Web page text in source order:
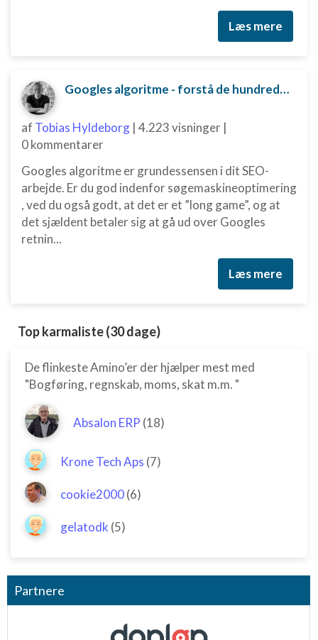
Læs mere
Googles algoritme - forstå de hundredvis af parametre bag
af Tobias Hyldeborg | 4.223 visninger |
0 kommentarer
Googles algoritme er grundessensen i dit SEO-
arbejde. Er du god indenfor søgemaskineoptimering
, ved du også godt, at det er et ”long game”, og at
det sjældent betaler sig at gå ud over Googles
retnin...
Læs mere
Top karmaliste (30 dage)
De flinkeste Amino’er der hjælper mest med
"Bogføring, regnskab, moms, skat m.m. "
Absalon ERP (18)
Krone Tech Aps (7)
cookie2000(6)
gelatodk (5)
Partnere